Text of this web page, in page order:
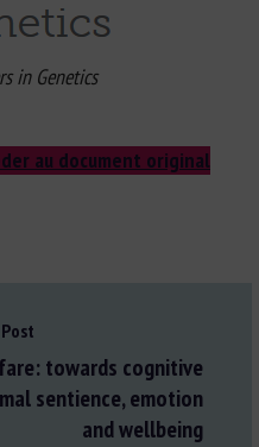
in Genetics
au document original
towards cognitive
sentience, emotion
and wellbeing